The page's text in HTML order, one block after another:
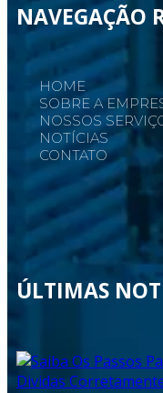
NAVEGAÇÃO
HOME
SOBRE A
NOSSOS
NOTÍCIAS
CONTATO
ÚLTIMAS